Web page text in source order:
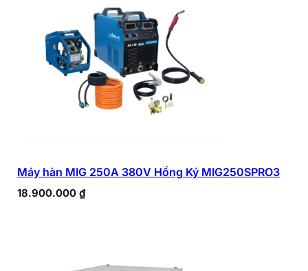
Máy hàn MIG 250A 380V Hồng Ký MIG250SPRO3
18.900.000 ₫